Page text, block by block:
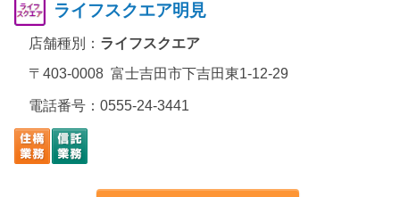
ライフスクエア明見
店舗種別： ライフスクエア
〒403-0008 富士吉田市下吉田東1-12-29
電話番号： 0555-24-3441